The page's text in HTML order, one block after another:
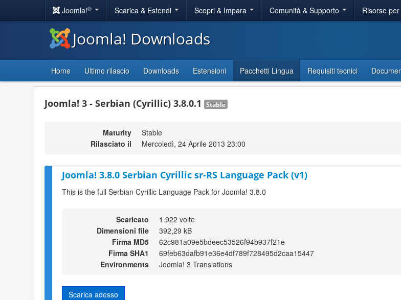
Joomla!® Scarica & Estendi Scopri & Impara Comunità & Supporto Risorse
Joomla! Downloads
Home Ultimo rilascio Downloads Estensioni Pacchetti Lingua Requisiti tecnici
Joomla! 3 - Serbian (Cyrillic) 3.8.0.1 Stable
Maturity
Stable
Rilasciato il
Mercoledì, 24 Aprile 2013 23:00
Joomla! 3.8.0 Serbian Cyrillic sr-RS Language Pack (v1)
This is the full Serbian Cyrillic Language Pack for Joomla! 3.8.0
Scaricato
1.922 volte
Dimensioni file
392,29 kB
Firma MD5
62c981a09e5bdeec53526f94b937f21e
Firma SHA1
69feb63dafb91e36e4df789f728495d2caa15447
Environments
Joomla! 3 Translations
Scarica adesso